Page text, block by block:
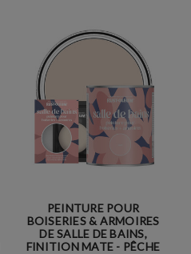
PEINTURE POUR
BOISERIES & ARMOIRES
DE SALLE DE BAINS,
FINITION MATE - PÊCHE